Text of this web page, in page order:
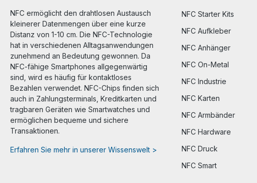
NFC ermöglicht den drahtlosen Austausch
kleinerer Datenmengen über eine kurze
Distanz von 1-10 cm. Die NFC-Technologie
hat in verschiedenen Alltagsanwendungen
zunehmend an Bedeutung gewonnen. Da
NFC-fähige Smartphones allgegenwärtig
sind, wird es häufig für kontaktloses
Bezahlen verwendet. NFC-Chips finden sich
auch in Zahlungsterminals, Kreditkarten und
tragbaren Geräten wie Smartwatches und
ermöglichen bequeme und sichere
Transaktionen.
Erfahren Sie mehr in unserer Wissenswelt >
NFC Starter Kits
NFC Aufkleber
NFC Anhänger
NFC On-Metal
NFC Industrie
NFC Karten
NFC Armbänder
NFC Hardware
NFC Druck
NFC Smart